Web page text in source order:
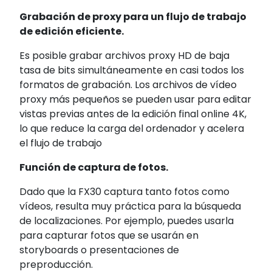
Grabación de proxy para un flujo de trabajo
de edición eficiente.
Es posible grabar archivos proxy HD de baja
tasa de bits simultáneamente en casi todos los
formatos de grabación. Los archivos de vídeo
proxy más pequeños se pueden usar para editar
vistas previas antes de la edición final online 4K,
lo que reduce la carga del ordenador y acelera
el flujo de trabajo
Función de captura de fotos.
Dado que la FX30 captura tanto fotos como
vídeos, resulta muy práctica para la búsqueda
de localizaciones. Por ejemplo, puedes usarla
para capturar fotos que se usarán en
storyboards o presentaciones de
preproducción.